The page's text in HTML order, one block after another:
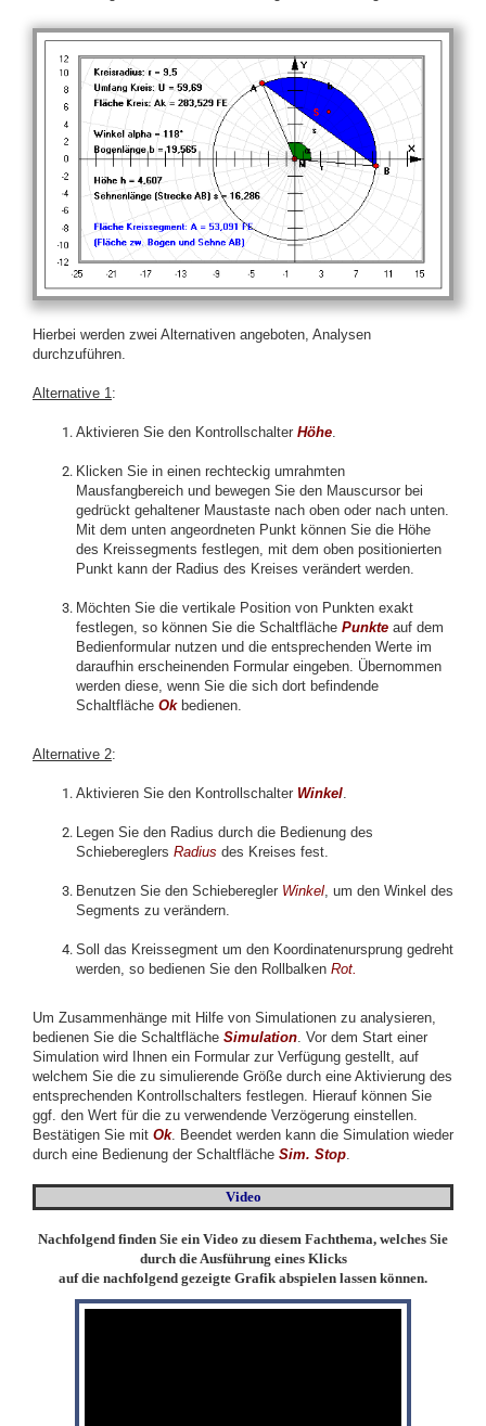
Hierbei werden zwei Alternativen angeboten, Analysen
durchzuführen.
Alternative 1:
Aktivieren Sie den Kontrollschalter Höhe.
Klicken Sie in einen rechteckig umrahmten
Mausfangbereich und bewegen Sie den Mauscursor bei
gedrückt gehaltener Maustaste nach oben oder nach unten.
Mit dem unten angeordneten Punkt können Sie die Höhe
des Kreissegments festlegen, mit dem oben positionierten
Punkt kann der Radius des Kreises verändert werden.
Möchten Sie die vertikale Position von Punkten exakt
festlegen, so können Sie die Schaltfläche Punkte auf dem
Bedienformular nutzen und die entsprechenden Werte im
daraufhin erscheinenden Formular eingeben. Übernommen
werden diese, wenn Sie die sich dort befindende
Schaltfläche Okbedienen.
Alternative 2:
Aktivieren Sie den Kontrollschalter Winkel.
Legen Sie den Radius durch die Bedienung des
Schiebereglers Radius des Kreises fest.
Benutzen Sie den Schieberegler Winkel, um den Winkel des
Segments zu verändern.
Soll das Kreissegment um den Koordinatenursprung gedreht
werden, so bedienen Sie den Rollbalken Rot.
Um Zusammenhänge mit Hilfe von Simulationen zu analysieren,
bedienen Sie die Schaltfläche Simulation. Vor dem Start einer
Simulation wird Ihnen ein Formular zur Verfügung gestellt, auf
welchem Sie die zu simulierende Größe durch eine Aktivierung des
entsprechenden Kontrollschalters festlegen. Hierauf können Sie
ggf. den Wert für die zu verwendende Verzögerung einstellen.
Bestätigen Sie mit Ok. Beendet werden kann die Simulation wieder
durch eine Bedienung der Schaltfläche Sim. Stop.
Video
Nachfolgend finden Sie ein Video zu diesem Fachthema, welches Sie
durch die Ausführung eines Klicks
auf die nachfolgend gezeigte Grafik abspielen lassen können.